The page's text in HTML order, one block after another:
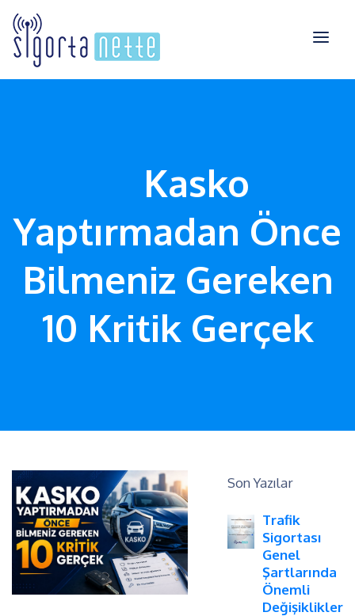
Kasko
Yaptırmadan Önce
Bilmeniz Gereken
10 Kritik Gerçek
Son Yazılar
Trafik
Sigortası
Genel
Şartlarında
Önemli
Değişiklikler